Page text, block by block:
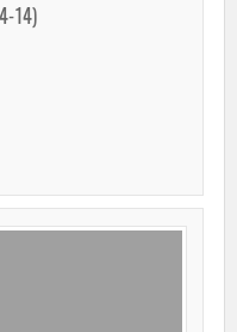
14)